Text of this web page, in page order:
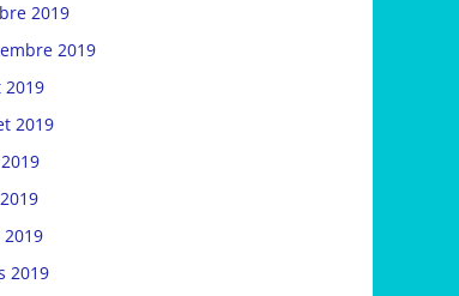
2019
2019
2019
2019
2019